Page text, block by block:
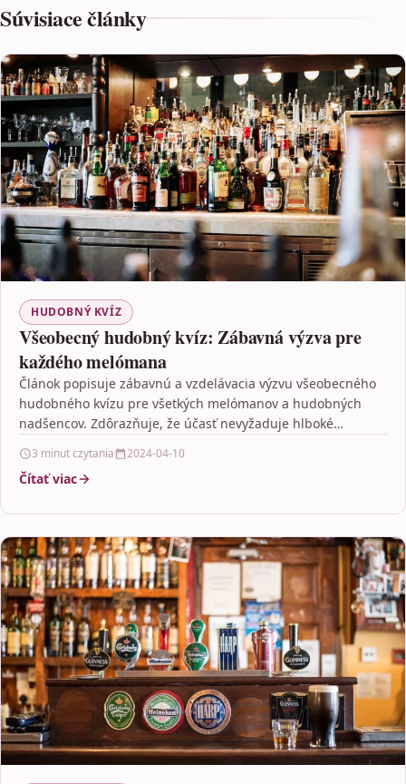
Súvisiace články
HUDOBNÝ KVÍZ
Všeobecný hudobný kvíz: Zábavná výzva pre
každého melómana
Článok popisuje zábavnú a vzdelávacia výzvu všeobecného
hudobného kvízu pre všetkých melómanov a hudobných
nadšencov. Zdôrazňuje, že účasť nevyžaduje hlboké
3 minut czytania 2024-04-10
Čítať viac